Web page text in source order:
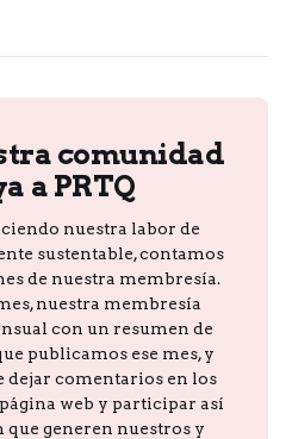
comunidad
a PRTQ
nuestra labor de
sustentable, contamos
de nuestra membresía.
nuestra membresía
con un resumen de
publicamos ese mes, y
dejar comentarios en los
web y participar así
que generen nuestros y